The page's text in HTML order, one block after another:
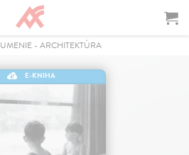
UMENIE- ARCHITEKTÚRA
E-KNIHA